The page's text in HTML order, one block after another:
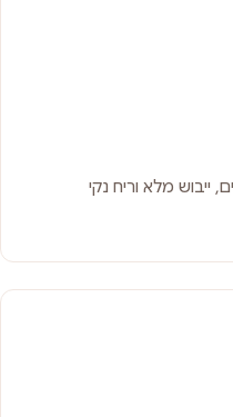
ייבוש מלא וריח נקי